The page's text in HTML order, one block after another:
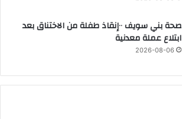
صحة بني سويف ٠٠إنقاذ طفلة من الاختناق بعد
ابتلاع عملة معدنية
2026-08-06